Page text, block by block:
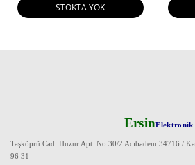
STOKTA YOK
ErsinElektronik
Taşköprü Cad. Huzur Apt. No:30/2 Acıbadem 34716 /
96 31